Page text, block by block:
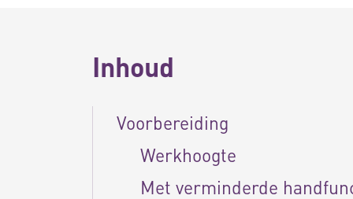
Inhoud
Voorbereiding
Werkhoogte
Met verminderde